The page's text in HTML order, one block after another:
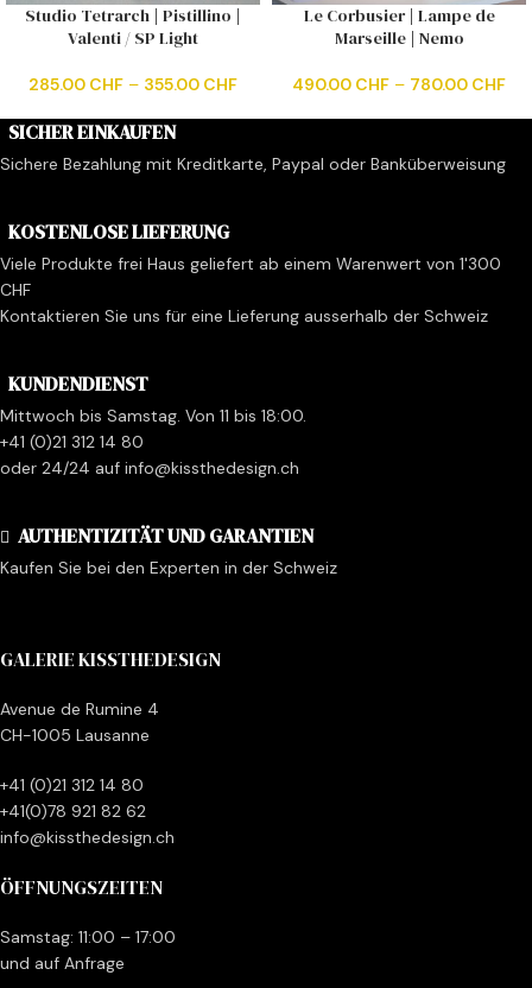
Studio Tetrarch | Pistillino |
Valenti / SP Light
285.00 CHF – 355.00 CHF
Le Corbusier | Lampe de
Marseille | Nemo
490.00 CHF – 780.00 CHF
SICHER EINKAUFEN
Sichere Bezahlung mit Kreditkarte, Paypal oder Banküberweisung
KOSTENLOSE LIEFERUNG
Viele Produkte frei Haus geliefert ab einem Warenwert von 1'300
CHF
Kontaktieren Sie uns für eine Lieferung ausserhalb der Schweiz
KUNDENDIENST
Mittwoch bis Samstag. Von 11 bis 18:00.
+41 (0)21 312 14 80
oder 24/24 auf info@kissthedesign.ch
AUTHENTIZITÄT UND GARANTIEN
Kaufen Sie bei den Experten in der Schweiz
GALERIE KISSTHEDESIGN
Avenue de Rumine 4
CH-1005 Lausanne
+41 (0)21 312 14 80
+41(0)78 921 82 62
info@kissthedesign.ch
ÖFFNUNGSZEITEN
Samstag: 11:00 – 17:00
und auf Anfrage